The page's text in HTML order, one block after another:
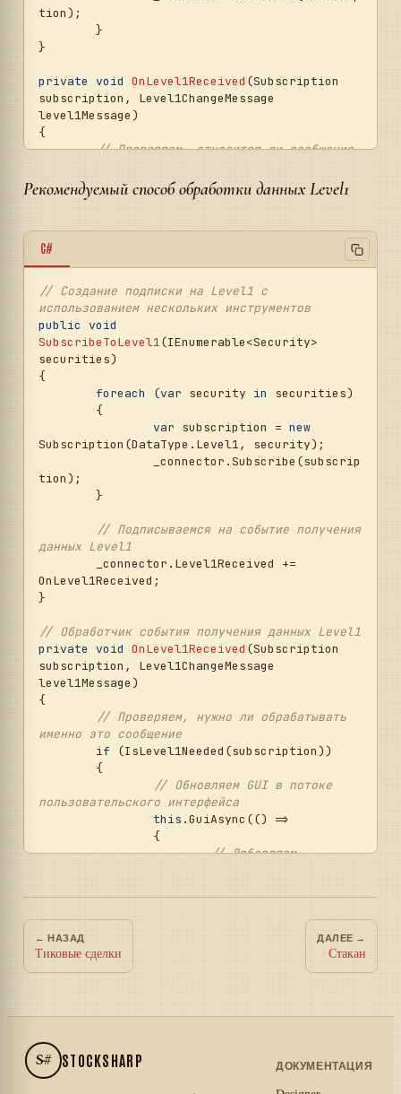
tion);
}
private void OnLevel1Received (Subscription
subscription, Level1ChangeMessage
level1Message )
{
// Проверяем, относится ли сообщение
(level1Message.SecurityId !=
MainWindow.This.SelectedSecurity.ToSecurityId
return;
// Добавляем сообщение в Level1Grid
this
.GuiAsync(() =>
Level1Grid.Messages.Add(level1Message));
}
private void
System.ComponentModel.CancelEventArgs e
// Отписываемся от событий при
if (_connector != null
)
OnLevel1Received;
Рекомендуемый способ обработки данных Level1
C#
// Создание подписки на Level1 с
использованием нескольких инструментов
public void
SubscribeToLevel1(IEnumerable<Security>
securities)
{
foreach
(var security in
securities)
var subscription = new
Subscription(DataType.Level1, security);
tion);
// Подписываемся на событие получения
данных Level1
OnLevel1Received;
}
// Обработчик события получения данных Level1
private void OnLevel1Received (Subscription
subscription, Level1ChangeMessage
level1Message )
{
// Проверяем, нужно ли обрабатывать
именно это сообщение
if (IsLevel1Needed(subscription))
// Обновляем GUI в потоке
пользовательского интерфейса
this .GuiAsync(() =>
// Добавляем
// Обрабатываем
изменения в полях Level1
change
(change.Key)
				{
case
← НАЗАД
Тиковые сделки
ДАЛЕЕ →
Стакан
S# STOCKSHARP ДОКУМЕНТАЦИЯ